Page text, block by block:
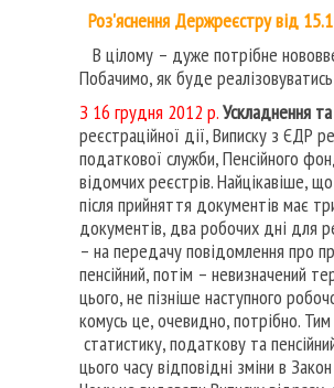
Роз'яснення Держреєстру від
В цілому – дуже потрібне
Побачимо, як буде
З 16 грудня 2012 р.Ускладнення
реєстраційної дії, Виписку з ЄДР
податкової служби, Пенсійного
відомчих реєстрів. Найцікавіше,
після прийняття документів має
документів, два робочих дні для
– на передачу повідомлення про
пенсійний, потім – невизначений
цього, не пізніше наступного
комусь це, очевидно, потрібно.
статистику, податкову та
цього часу відповідні зміни в